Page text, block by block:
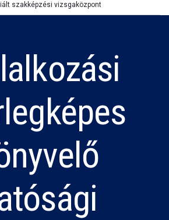
szakképzési vizsgaközpont